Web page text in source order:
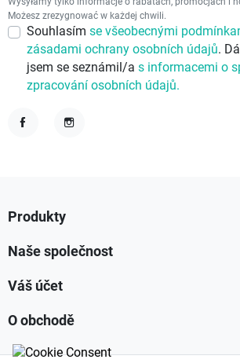
Możesz zrezygnować w każdej chwili.
Souhlasím se všeobecnými
zásadami ochrany osobních údajů.
jsem se seznámil/a s informacemi o
zpracování osobních údajů.
Produkty
Naše společnost
Váš účet
O obchodě